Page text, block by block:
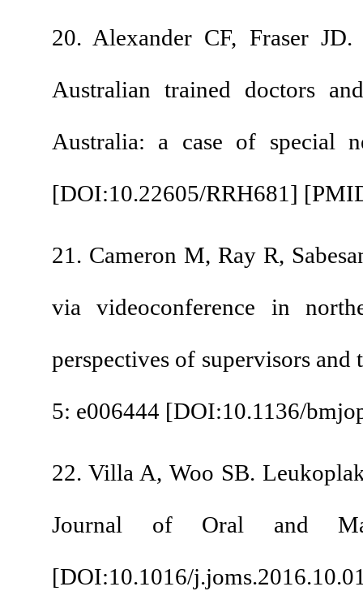
20. Alexander CF,
Australian trained
Australia: a case
[DOI:10.22605/
21. Cameron M,
via
perspectives of
5: e006444 [
22. Villa A, Woo
Journal of Oral
[DOI:10.1016/